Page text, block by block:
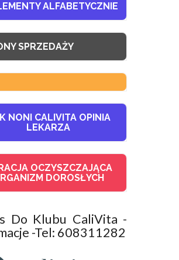
ALFABETYCZNIE
SPRZEDAŻY
NONI CALIVITA OPINIA
LEKARZA
OCZYSZCZAJĄCA
DOROSŁYCH
Do Klubu CaliVita -
-Tel: 608311282